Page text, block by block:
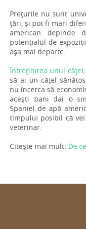
Prețurile nu sunt
țări, și pot fi mari
american depinde
potențialul de
așa mai departe.
Întreținirea unul
să ai un cățel
nu încerca să
acești bani dai o
Spaniel de apă
timpului posibil că
veterinar.
Citește mai mult: De